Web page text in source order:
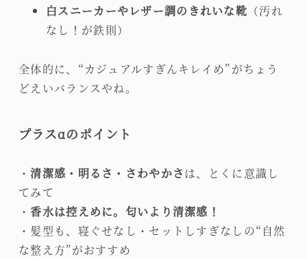
白スニーカーやレザー調のきれいな靴 （汚れ
なし！が鉄則）
全体的に、“カジュアルすぎんキレイめ”がちょう
どえいバランスやね。
プラスαのポイント
・清潔感・明るさ・さわやかさ は、とくに意識し
てみて
・香水は控えめに。匂いより清潔感！
・髪型も、寝ぐせなし・セットしすぎなしの“自然
な整え方”がおすすめ